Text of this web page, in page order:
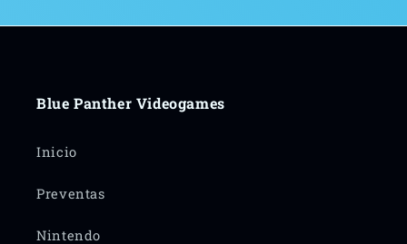
Blue Panther Videogames
Inicio
Preventas
Nintendo